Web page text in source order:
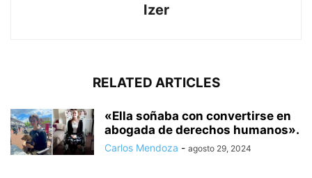
Izer
RELATED ARTICLES
«Ella soñaba con convertirse en
abogada de derechos humanos».
Carlos Mendoza - agosto 29, 2024